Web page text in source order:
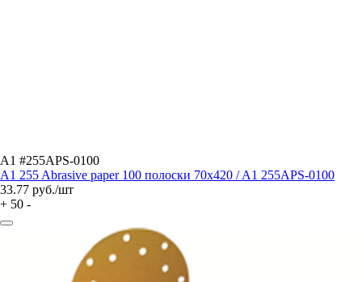
A1 #255APS-0100
A1 255 Abrasive paper 100 полоски 70x420 / A1 255APS-0100
33.77 руб./шт
+ 50 -